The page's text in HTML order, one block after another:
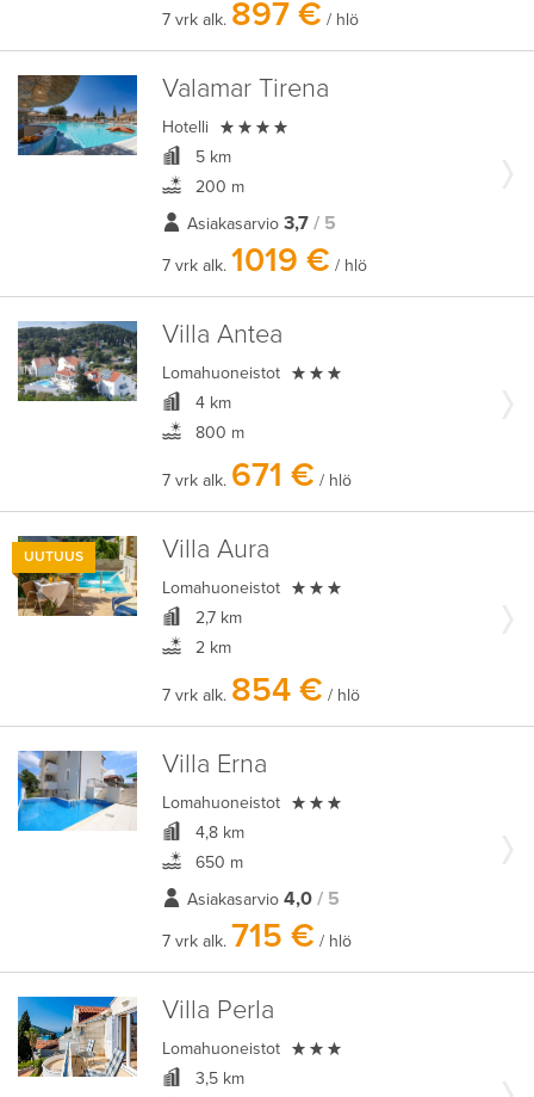
7 vrk alk. 897 € / hlö
Valamar Tirena
Hotelli 
5 km
200 m
Asiakasarvio 3,7 / 5
7 vrk alk. 1019 € / hlö
Villa Antea
Lomahuoneistot 
4 km
800 m
7 vrk alk. 671 € / hlö
UUTUUS Villa Aura
Lomahuoneistot 
2,7 km
2 km
7 vrk alk. 854 € / hlö
Villa Erna
Lomahuoneistot 
4,8 km
650 m
Asiakasarvio 4,0 / 5
7 vrk alk. 715 € / hlö
Villa Perla
Lomahuoneistot 
3,5 km